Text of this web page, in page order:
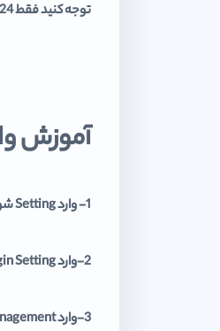
توجه کنید فقط 24 مهلت نصب دیتا دارید و پس از آن اتصال دستگاه به اینترنت را قطع نمایید و درصورت اتصال مجدد بازی شما قفل خواهد شد
آموزش
1- وارد Setting شوید
2-وارد Loggin Setting شوید
3-وارد User Management شوید